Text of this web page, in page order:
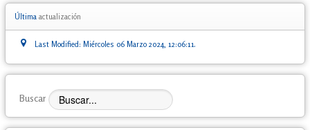
Última actualización
Last Modified: Miércoles 06 Marzo 2024, 12:06:11.
Buscar